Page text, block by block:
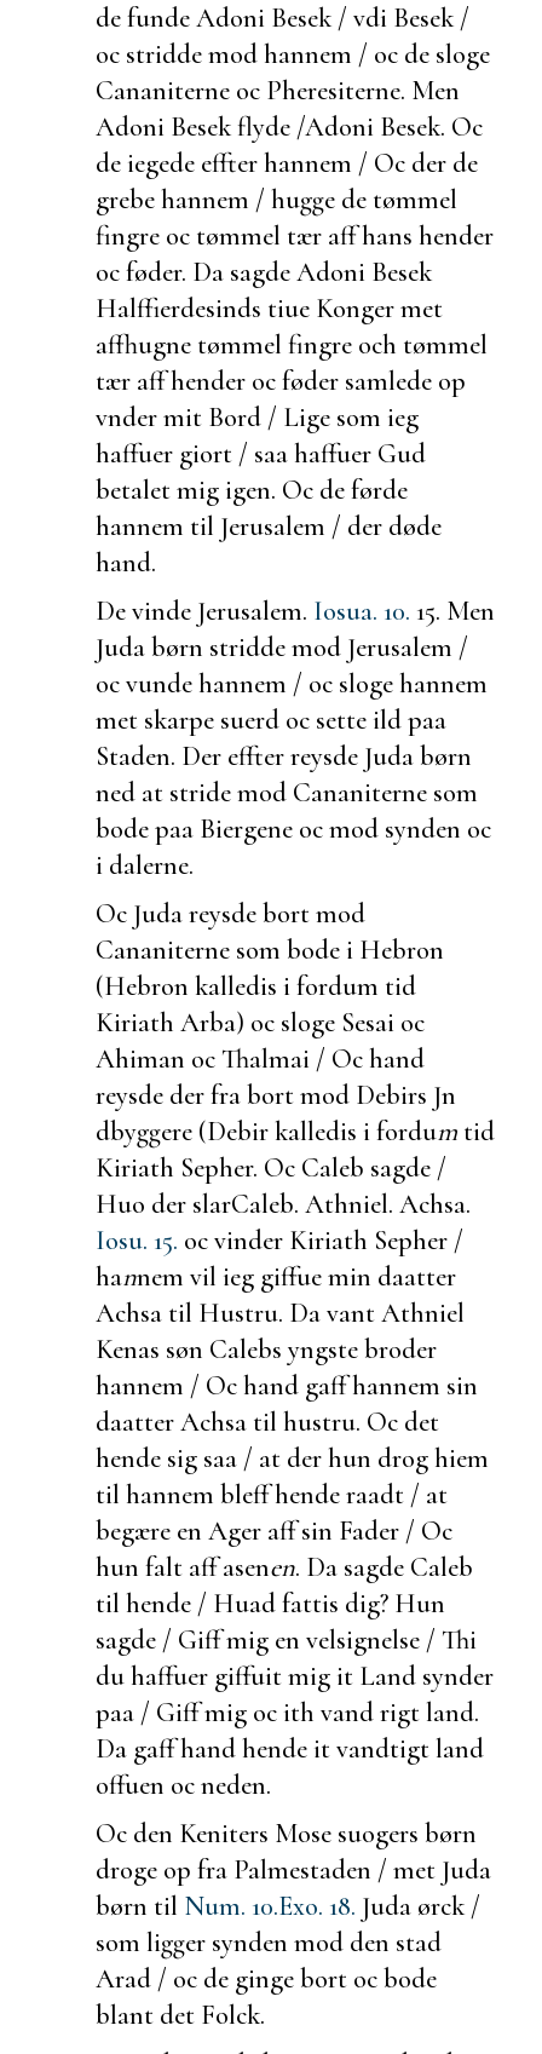
defunde Adoni Besek / vdi Besek /
oc stridde mod hannem / oc de sloge
Cananiterne oc Pheresiterne. Men
Adoni Besekflyde /Adoni Besek. Oc
de iegede effter hannem / Oc der de
grebe hannem / hugge de tømmel
fingre oc tømmel tær aff hans hender
oc føder. Da sagde Adoni Besek
Halffierdesinds tiue Konger met
affhugne tømmel fingre och tømmel
tær aff hender oc føder samlede op
vnder mit Bord / Lige som ieg
haffuer giort / saa haffuer Gud
betalet mig igen. Oc de førde
hannem til Jerusalem / der døde
hand.
De vinde Jerusalem. Iosua. 10. 15. Men
Juda børn stridde mod Jerusalem /
oc vunde hannem / oc sloge hannem
met skarpe suerd oc sette ild paa
Staden. Der effter reysde Juda børn
ned at stride mod Cananiterne som
bode paa Biergene oc mod synden oc
i dalerne.
Oc Juda reysde bort mod
Cananiterne som bode i Hebron
(Hebron kalledis ifordum tid
Kiriath Arba) oc sloge Sesai oc
Ahiman oc Thalmai / Oc hand
reysde der fra bort mod Debirs Jn
dbyggere (Debir kalledis i fordum tid
Kiriath Sepher. Oc Caleb sagde /
Huo der slarCaleb. Athniel. Achsa.
Iosu. 15. oc vinder Kiriath Sepher /
hannem vil ieg giffue min daatter
Achsa til Hustru. Da vant Athniel
Kenas søn Calebs yngste broder
hannem / Oc hand gaff hannem sin
daatter Achsa til hustru. Oc det
hende sig saa / at der hun drog hiem
til hannem bleff hende raadt / at
begære en Ager aff sin Fader / Oc
hun falt affasenen. Da sagde Caleb
til hende / Huadfattis dig? Hun
sagde / Giff mig en velsignelse / Thi
du haffuer giffuit mig it Land synder
paa / Giff mig oc ith vand rigt land.
Da gaff hand hende it vandtigt land
offuen oc neden.
Oc den Keniters Mose suogers børn
droge op fra Palmestaden / met Juda
børn til Num. 10.Exo. 18. Juda ørck /
som ligger synden mod den stad
Arad / oc de ginge bort ocbode
blant det Folck.